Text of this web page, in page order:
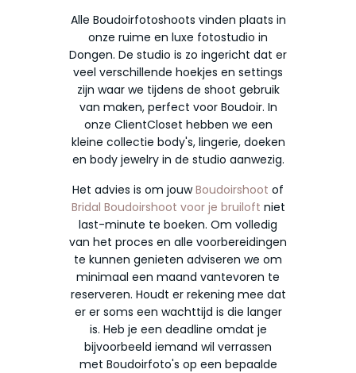
Alle Boudoirfotoshoots vinden plaats in
onze ruime en luxe fotostudio in
Dongen. De studio is zo ingericht dat er
veel verschillende hoekjes en settings
zijn waar we tijdens de shoot gebruik
van maken, perfect voor Boudoir. In
onze ClientCloset hebben we een
kleine collectie body's, lingerie, doeken
en body jewelry in de studio aanwezig.
Het advies is om jouwBoudoirshoot of
Bridal Boudoirshoot voor je bruiloft niet
last-minute te boeken. Om volledig
van het proces en alle voorbereidingen
te kunnen genieten adviseren we om
minimaal een maand vantevoren te
reserveren. Houdt er rekening mee dat
er er soms een wachttijd is die langer
is. Heb je een deadline omdat je
bijvoorbeeld iemand wil verrassen
met Boudoirfoto's op een bepaalde